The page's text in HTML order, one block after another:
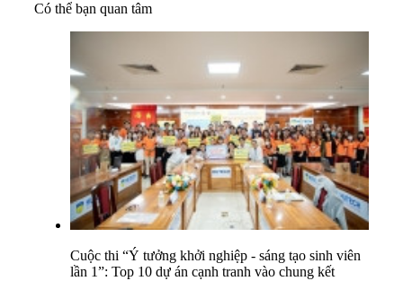
Có thể bạn quan tâm
Cuộc thi “Ý tưởng khởi nghiệp - sáng tạo sinh viên
lần 1”: Top 10 dự án cạnh tranh vào chung kết